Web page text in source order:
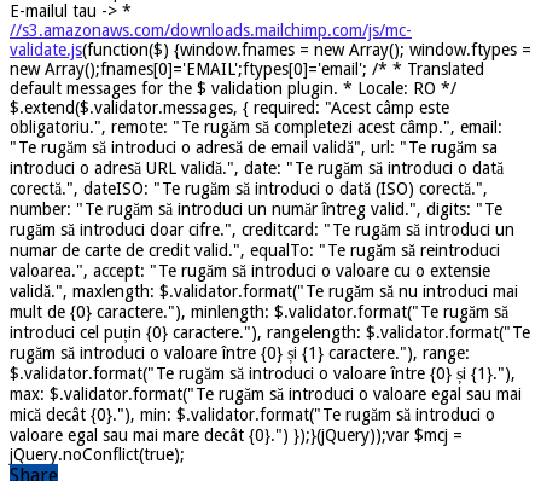
E-mailul tau -> *
//s3.amazonaws.com/downloads.mailchimp.com/js/mc-
validate.js(function($) {window.fnames = new Array(); window.ftypes =
new Array();fnames[0]='EMAIL';ftypes[0]='email'; /* * Translated
default messages for the $ validation plugin. * Locale: RO */
$.extend($.validator.messages, { required: "Acest câmp este
obligatoriu.", remote: "Te rugăm să completezi acest câmp.", email:
"Te rugăm să introduci o adresă de email validă", url: "Te rugăm sa
introduci o adresă URL validă.", date: "Te rugăm să introduci o dată
corectă.", dateISO: "Te rugăm să introduci o dată (ISO) corectă.",
number: "Te rugăm să introduci un număr întreg valid.", digits: "Te
rugăm să introduci doar cifre.", creditcard: "Te rugăm să introduci un
numar de carte de credit valid.", equalTo: "Te rugăm să reintroduci
valoarea.", accept: "Te rugăm să introduci o valoare cu o extensie
validă.", maxlength: $.validator.format("Te rugăm să nu introduci mai
mult de {0} caractere."), minlength: $.validator.format("Te rugăm să
introduci cel puțin {0} caractere."), rangelength: $.validator.format("Te
rugăm să introduci o valoare între {0} și {1} caractere."), range:
$.validator.format("Te rugăm să introduci o valoare între {0} și {1}."),
max: $.validator.format("Te rugăm să introduci o valoare egal sau mai
mică decât {0}."), min: $.validator.format("Te rugăm să introduci o
valoare egal sau mai mare decât {0}.") });}(jQuery));var $mcj =
jQuery.noConflict(true);
Share